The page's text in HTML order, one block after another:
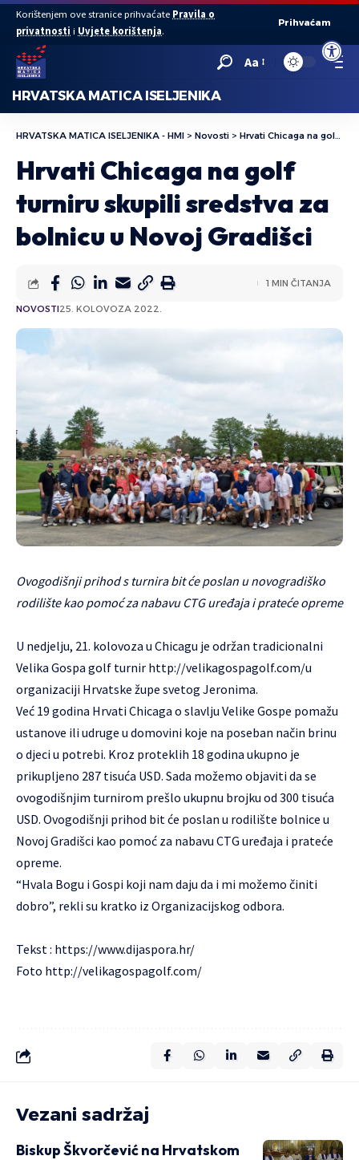
Open
Korištenjem ove stranice prihvaćate Pravila o
privatnosti i Uvjete korištenja.
Prihvaćam
Aa
HRVATSKA MATICA ISELJENIKA
HRVATSKA MATICA ISELJENIKA - HMI > Novosti > Hrvati Chicaga na golf turniru skupili sredstva za bolnicu u Novoj Gradišci
Hrvati Chicaga na golf
turniru skupili sredstva za
bolnicu u Novoj Gradišci
NOVOSTI25. KOLOVOZA 2022.
1 MIN ČITANJA
Ovogodišnji prihod s turnira bit će poslan u novogradiško
rodilište kao pomoć za nabavu CTG uređaja i prateće opreme
U nedjelju, 21. kolovoza u Chicagu je održan tradicionalni
Velika Gospa golf turnir http://velikagospagolf.com/u
organizaciji Hrvatske župe svetog Jeronima.
Već 19 godina Hrvati Chicaga o slavlju Velike Gospe pomažu
ustanove ili udruge u domovini koje na poseban način brinu
o djeci u potrebi. Kroz proteklih 18 godina ukupno je
prikupljeno 287 tisuća USD. Sada možemo objaviti da se
ovogodišnjim turnirom prešlo ukupnu brojku od 300 tisuća
USD. Ovogodišnji prihod bit će poslan u rodilište bolnice u
Novoj Gradišci kao pomoć za nabavu CTG uređaja i prateće
opreme.
“Hvala Bogu i Gospi koji nam daju da i mi možemo činiti
dobro”, rekli su kratko iz Organizacijskog odbora.
Tekst : https://www.dijaspora.hr/
Foto http://velikagospagolf.com/
Vezani sadržaj
Biskup Škvorčević na Hrvatskom